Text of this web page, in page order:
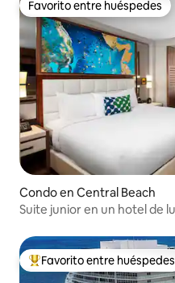
Favorito entre huéspedes
Favorito entre huéspedes
Condo en Central Beach
Suite junior en un hotel de
Favorito entre huéspedes
Favorito entre huéspedes